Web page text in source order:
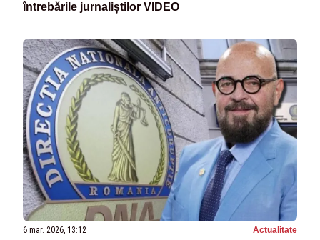
întrebările jurnaliștilor VIDEO
6 mar. 2026, 13:12 Actualitate